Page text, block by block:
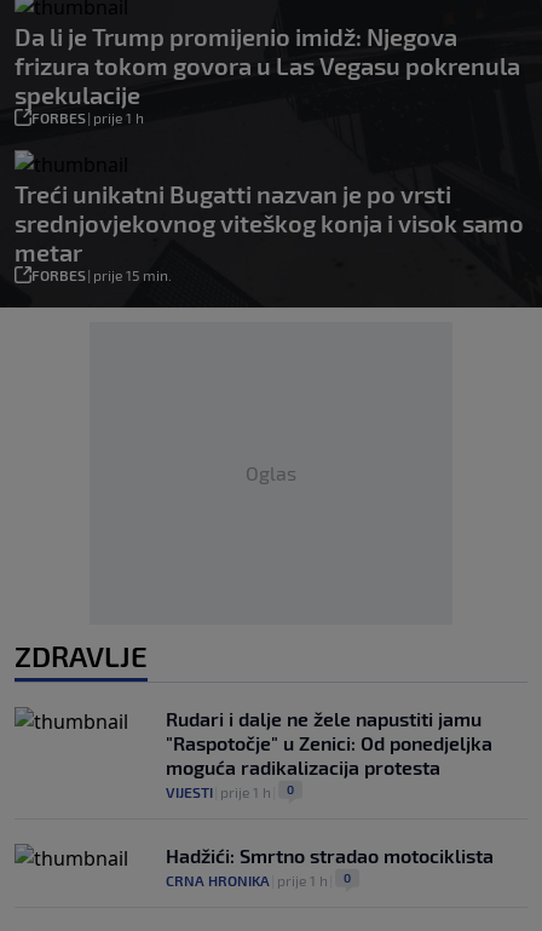
Da li je Trump promijenio imidž: Njegova
frizura tokom govora u Las Vegasu pokrenula
spekulacije
FORBES| prije 1 h
Treći unikatni Bugatti nazvan je po vrsti
srednjovjekovnog viteškog konja i visok samo
metar
FORBES| prije 15 min.
Oglas
ZDRAVLJE
Rudari i dalje ne žele napustiti jamu
"Raspotočje" u Zenici: Od ponedjeljka
moguća radikalizacija protesta
VIJESTI prije 1 h 0
Hadžići: Smrtno stradao motociklista
CRNA HRONIKA prije 1 h 0